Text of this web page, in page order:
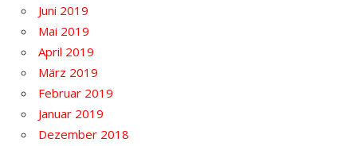
Juni 2019
Mai 2019
April 2019
März 2019
Februar 2019
Januar 2019
Dezember 2018